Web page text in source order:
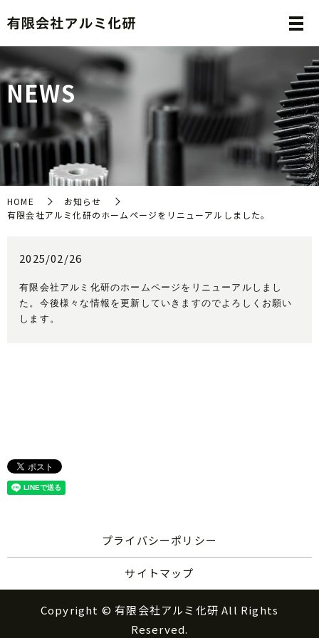
NEWS
HOME
お知らせ
有限会社アルミ化研のホームページをリニューアルしました。
2025/02/26
有限会社アルミ化研のホームページをリニューアルしまし
た。 今後様々な情報を更新していきますのでよろしくお願い
します。
プライバシーポリシー
サイトマップ
Copyright © 有限会社アルミ化研 All Rights
Reserved.